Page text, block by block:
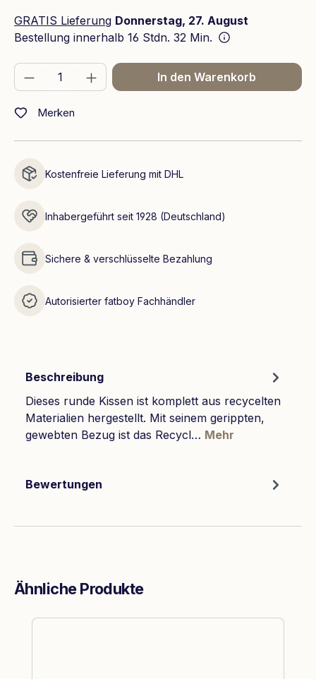
GRATIS Lieferung Donnerstag, 27. August
Bestellung innerhalb 16 Stdn. 32 Min.
Produkt Anzahl: Gib den gewünschten
In den Warenkorb
Merken
Kostenfreie Lieferung mit DHL
Inhabergeführt seit 1928 (Deutschland)
Sichere & verschlüsselte Bezahlung
Autorisierter fatboy Fachhändler
Beschreibung
Dieses runde Kissen ist komplett aus recycelten
Materialien hergestellt. Mit seinem gerippten,
gewebten Bezug ist das Recycl… Mehr
Bewertungen
Ähnliche Produkte
Produktgalerie überspringen